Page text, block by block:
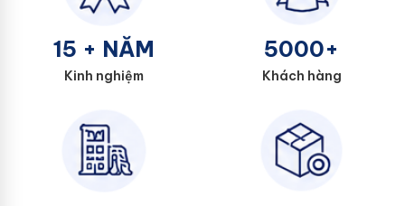
15 + NĂM
Kinh nghiệm
5000+
Khách hàng